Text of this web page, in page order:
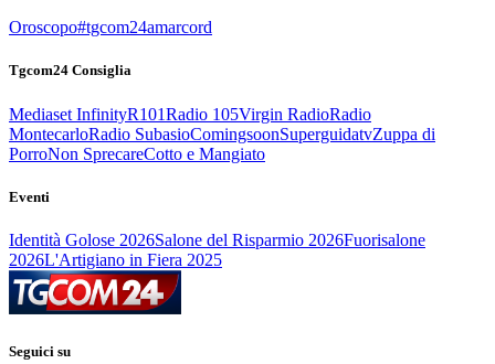
Oroscopo#tgcom24amarcord
Tgcom24 Consiglia
Mediaset InfinityR101Radio 105Virgin RadioRadio
MontecarloRadio SubasioComingsoonSuperguidatvZuppa di
PorroNon SprecareCotto e Mangiato
Eventi
Identità Golose 2026Salone del Risparmio 2026Fuorisalone
2026L'Artigiano in Fiera 2025
Seguici su